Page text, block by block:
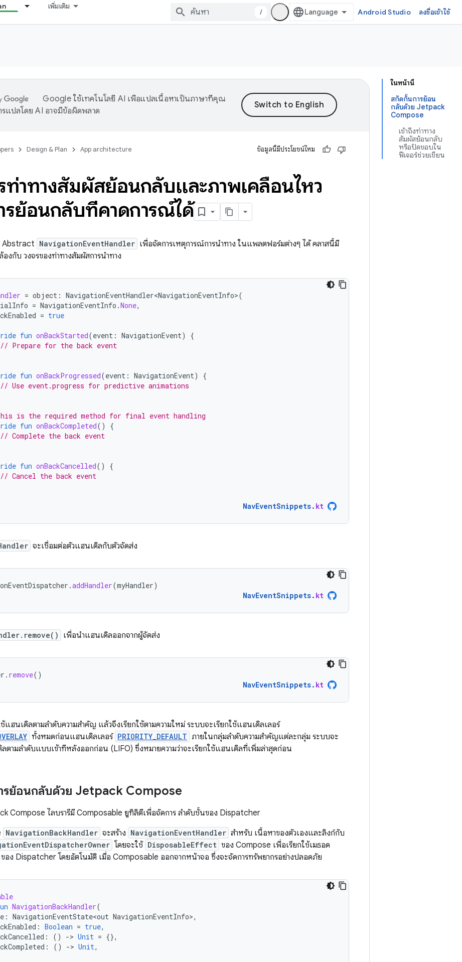
เพิ่มเติม
/ Android Studio ลงชื่อเข้าใช้
ในหน้านี้
สกัดกั้นการย้อน
กลับด้วย Jetpack
Compose
เข้าถึงท่าทาง
สัมผัสย้อนกลับ
หรือปัดขอบใน
ฟีเจอร์ช่วยเขียน
Google ใช้เทคโนโลยี AI เพื่อแปลเนื้อหาเป็นภาษาที่คุณ
รแปลโดย AI อาจมีข้อผิดพลาด
Design & Plan App architecture ข้อมูลนี้มีประโยชน์ไหม
ท่าทางสัมผัสย้อนกลับและภาพเคลื่อนไหว
รย้อนกลับที่คาดการณ์ได้
Abstract NavigationEventHandler เพื่อจัดการเหตุการณ์การนำทาง ในแพลตฟอร์มต่างๆ ได้ คลาสนี้มี
งกับ วงจรของท่าทางสัมผัสการนำทาง
= object : NavigationEventHandler<NavigationEventInfo>(
= NavigationEventInfo .None,
= true
fun onBackStarted(event : NavigationEvent)
{
// Prepare for the back event
fun onBackProgressed(event : NavigationEvent)
{
// Use event.progress for predictive animations
is the required method for final event handling
fun onBackCompleted()
{
// Complete the back event
fun onBackCancelled()
{
// Cancel the back event
NavEventSnippets. kt
จะเชื่อมต่อตัวแฮนเดิลกับตัวจัดส่ง
.addHandler(myHandler)
NavEventSnippets. kt
เพื่อนำแฮนเดิลออกจากผู้จัดส่ง
. remove()
NavEventSnippets. kt
แฮนเดิลตามลำดับความสำคัญ แล้วจึงเรียกใช้ตามความใหม่ ระบบจะเรียกใช้แฮนเดิลเลอร์
ทั้งหมดก่อนแฮนเดิลเลอร์ PRIORITY_DEFAULT ภายในกลุ่มลำดับความสำคัญแต่ละกลุ่ม ระบบจะ
ลตามลำดับแบบเข้าทีหลังออกก่อน (LIFO) ซึ่งหมายความว่าจะเรียกใช้แฮนเดิลที่เพิ่มล่าสุดก่อน
รย้อนกลับด้วย Jetpack Compose
Compose ไลบรารีมี Composable ยูทิลิตีเพื่อจัดการ ลำดับชั้นของ Dispatcher
NavigationBackHandler จะสร้าง NavigationEventHandler สำหรับ เนื้อหาของตัวเองและลิงก์กับ
โดยจะใช้ DisposableEffect ของ Compose เพื่อเรียกใช้เมธอด
ของ Dispatcher โดยอัตโนมัติ เมื่อ Composable ออกจากหน้าจอ ซึ่งจะจัดการทรัพยากรอย่างปลอดภัย
NavigationBackHandler(
: NavigationEventState<out NavigationEventInfo>,
: Boolean = true,
: () -> Unit = {},
: () -> Unit,